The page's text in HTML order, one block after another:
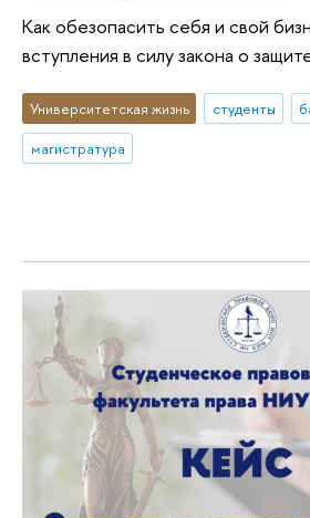
Как обезопасить себя и свой
вступления в силу закона о
Университетская жизнь студенты
магистратура